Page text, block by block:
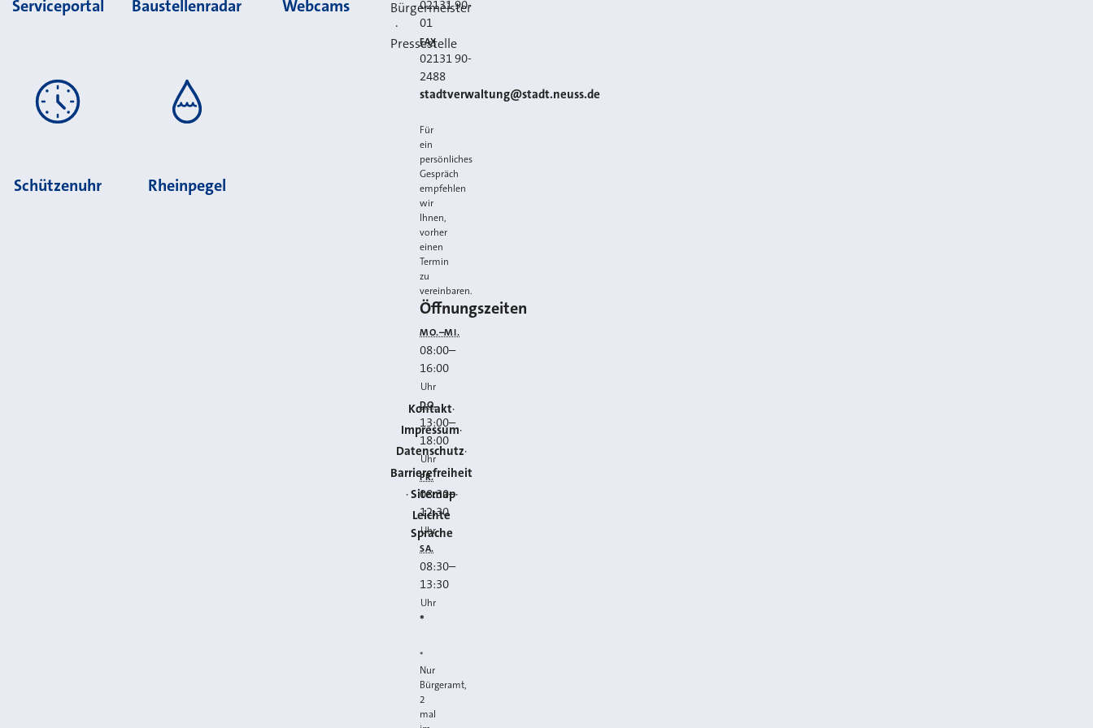
Serviceportal Baustellenradar Webcams
Schützenuhr Rheinpegel
Bürgermeister
·
Pressestelle
Kontakt
Impressum
Datenschutz
Barrierefreiheit
Sitemap
Leichte
Sprache
02131 90-
01
FAX
02131 90-
2488
E-MAIL
stadtverwaltung@stadt.neuss.de
Für
ein
persönliches
Gespräch
empfehlen
wir
Ihnen,
vorher
einen
Termin
zu
vereinbaren.
Öffnungszeiten
MO.–MI.
08:00–
16:00
Uhr
DO.
13:00–
18:00
Uhr
FR.
08:30–
12:30
Uhr
SA.
08:30–
13:30
Uhr
*
*
Nur
Bürgeramt,
2
mal